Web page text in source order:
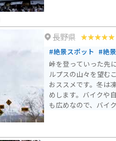
長野県
#絶景スポット #絶
峠を登っていった先
ルプスの山々を望む
おススメです。冬は
めします。バイクや
も広めなので、バイ